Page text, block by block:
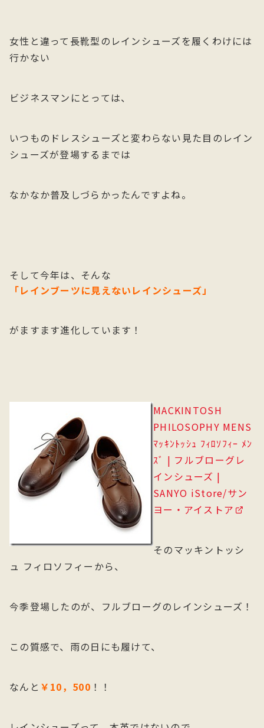
女性と違って長靴型のレインシューズを履くわけには
行かない
ビジネスマンにとっては、
いつものドレスシューズと変わらない見た目のレイン
シューズが登場するまでは
なかなか普及しづらかったんですよね。
そして今年は、そんな
「レインブーツに見えないレインシューズ」
がますます進化しています！
MACKINTOSH
PHILOSOPHY MENS
ﾏｯｷﾝﾄｯｼｭ ﾌｨﾛｿﾌｨｰ ﾒﾝ
ｽﾞ | フルブローグレ
インシューズ |
SANYO iStore/サン
ヨー・アイストア
そのマッキントッシ
ュ フィロソフィーから、
今季登場したのが、フルブローグのレインシューズ！
この質感で、雨の日にも履けて、
なんと ￥10，500 ！！